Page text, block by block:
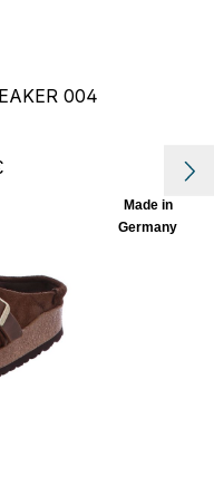
004
Made in
Germany